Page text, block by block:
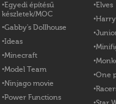
Egyedi építésű
készletek/MOC
Gabby's Dollhouse
Ideas
Minecraft
Model Team
Ninjago movie
Power Functions
Elves
One